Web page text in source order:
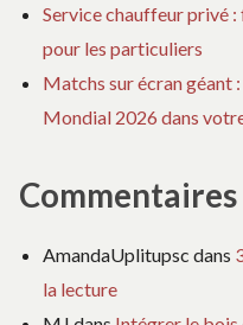
Service chauffeur privé
pour les particuliers
Matchs sur écran géant
Mondial 2026 dans
AmandaUplitupsc dans
la lecture